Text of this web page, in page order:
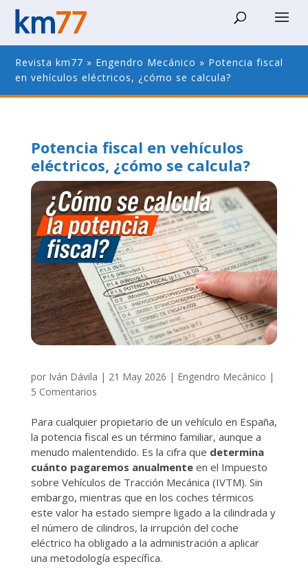
Revista km77 » Engendro Mecánico » Potencia fiscal
en vehículos eléctricos, ¿cómo se calcula?
Potencia fiscal en vehículos
eléctricos, ¿cómo se calcula?
por Iván Dávila | 21 May 2026 | Engendro Mecánico |
5 Comentarios
Para cualquier propietario de un vehículo en España,
la potencia fiscal es un término familiar, aunque a
menudo malentendido. Es la cifra que determina
cuánto pagaremos anualmenteen el Impuesto
sobre Vehículos de Tracción Mecánica (IVTM). Sin
embargo, mientras que en los coches térmicos
este valor ha estado siempre ligado a la cilindrada y
el número de cilindros, la irrupción del coche
eléctrico ha obligado a la administración a aplicar
una metodología específica.